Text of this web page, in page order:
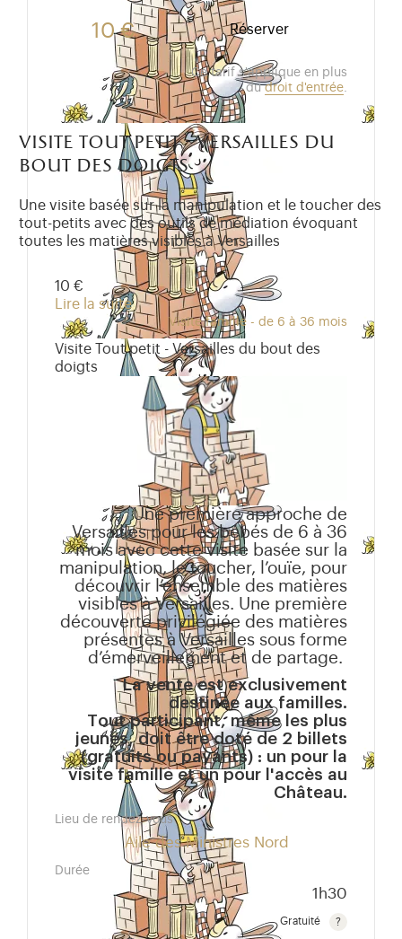
Gratuit pour les enfants de moins de 10 ans.Tarif
10 € Réserver
Ce tarif s'applique en plus
dudroit d'entrée.
visite tout petit - versailles du
bout des doigts
Une visite basée sur la manipulation et le toucher des
tout-petits avec des outils de médiation évoquant
toutes les matières visibles à Versailles
10 €
Lire la suite
Visite famille - de 6 à 36 mois
Visite Tout petit - Versailles du bout des
doigts
Une première approche de
Versailles pour les bébés de 6 à 36
mois avec cette visite basée sur la
manipulation, le toucher, l’ouïe, pour
découvrir l’ensemble des matières
visibles à Versailles. Une première
découverte privilégiée des matières
présentes à Versailles sous forme
d’émerveillement et de partage.
La vente est exclusivement
destinée aux familles.
Tout participant, même les plus
jeunes, doit être doté de 2 billets
(gratuits ou payants) : un pour la
visite famille et un pour l'accès au
Château.
Lieu de rendez-vous
Aile des Ministres Nord
Durée
1h30
Gratuité